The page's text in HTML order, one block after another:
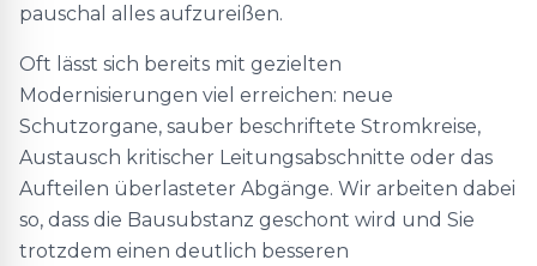
pauschal alles aufzureißen.
Oft lässt sich bereits mit gezielten
Modernisierungen viel erreichen: neue
Schutzorgane, sauber beschriftete Stromkreise,
Austausch kritischer Leitungsabschnitte oder das
Aufteilen überlasteter Abgänge. Wir arbeiten dabei
so, dass die Bausubstanz geschont wird und Sie
trotzdem einen deutlich besseren